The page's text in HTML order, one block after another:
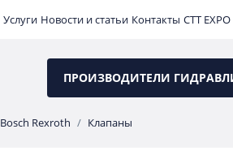
Услуги Новости и статьи Контакты CTT EXPO
ПРОИЗВОДИТЕЛИ
Bosch Rexroth Клапаны